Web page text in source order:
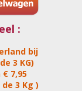
:
bij
3 KG)
7,95
3 Kg )